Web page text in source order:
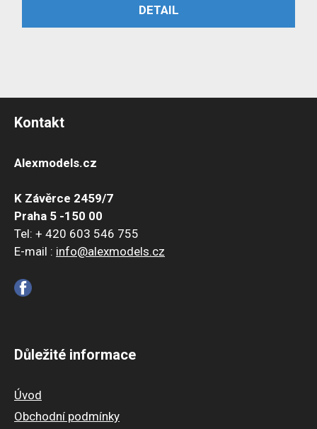
byla:
ČTĚTE VÍCE
DETAIL
Kontakt
Alexmodels.cz
K Závěrce 2459/7
Praha 5 -150 00
Tel: + 420 603 546 755
E-mail : info@alexmodels.cz
Důležité informace
Úvod
Obchodní podmínky